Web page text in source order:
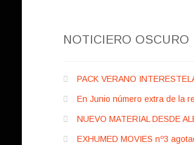
NOTICIERO OSCURO
PACK VERANO
En Junio número extra de la
NUEVO MATERIAL DESDE
EXHUMED MOVIES nº3